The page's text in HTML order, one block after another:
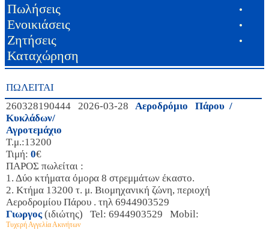
Πωλήσεις •
Ενοικιάσεις •
Ζητήσεις •
Καταχώρηση
ΠΩΛΕΙΤΑΙ
260328190444 2026-03-28
Αεροδρόμιο Πάρου /
Κυκλάδων/
Αγροτεμάχιο
Τ.μ.:13200
Τιμή: 0€
ΠΑΡΟΣ πωλείται :
1. Δύο κτήματα όμορα 8 στρεμμάτων έκαστο.
2. Κτήμα 13200 τ. μ. Βιομηχανική ζώνη, περιοχή
Αεροδρομίου Πάρου . τηλ 6944903529
Γιωργος(ιδιώτης) Tel: 6944903529 Mobil:
Τυχερή Αγγελία Ακινήτων